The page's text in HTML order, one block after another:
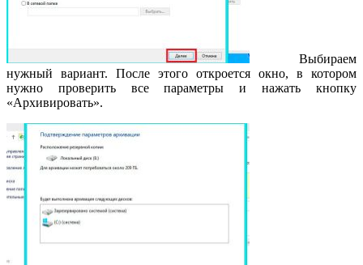
Выбираем
нужный вариант. После этого откроется окно, в котором
нужно проверить все параметры и нажать кнопку
«Архивировать».